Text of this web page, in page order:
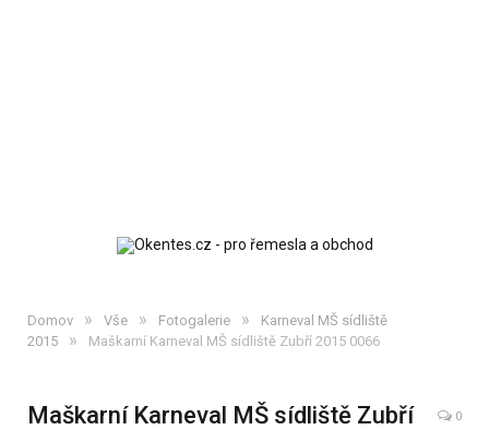
Domov » Vše » Fotogalerie »
Karneval MŠ sídliště
2015
» Maškarní Karneval MŠ sídliště Zubří 2015 0066
Maškarní Karneval MŠ sídliště Zubří
0